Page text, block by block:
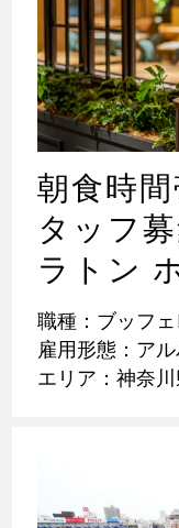
朝食時
タッフ
ラトン
職種：ブッフ
雇用形態：ア
エリア：神奈